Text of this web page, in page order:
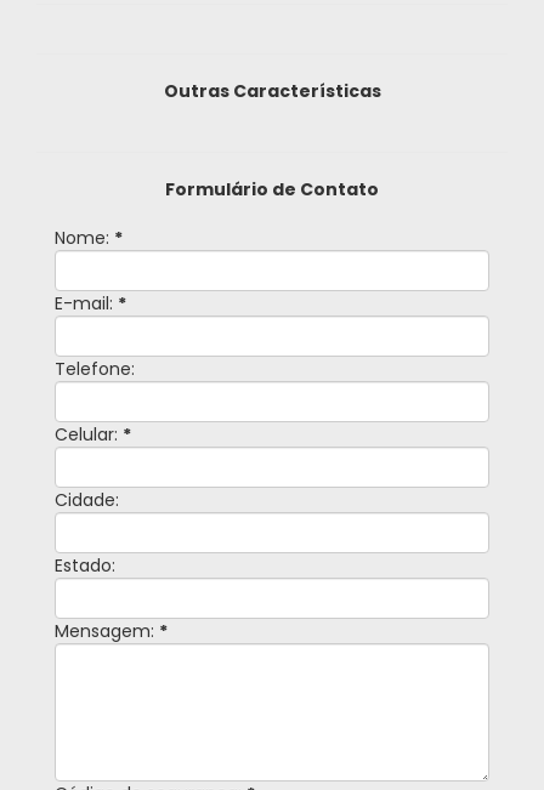
Outras Características
Formulário de Contato
Nome: *
E-mail: *
Telefone:
Celular: *
Cidade:
Estado:
Mensagem: *